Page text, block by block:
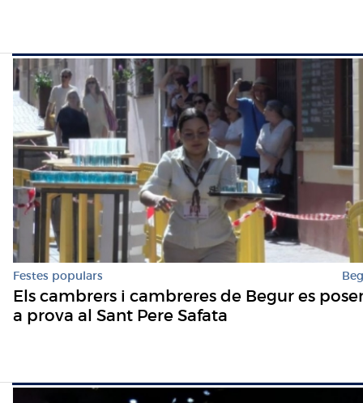
Festes populars
Els cambrers i cambreres de Begur es
a prova al Sant Pere Safata